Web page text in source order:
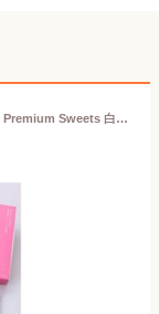
岡山県土産 岡山県限定 Setouchi Kotobuki Premium Sweets 白桃とチーズのおかやまラング Okayama Langue de chat 岡山県産白桃使用 蒜山高原ジャージー牛乳使用 準チョコレート菓子 10枚入り